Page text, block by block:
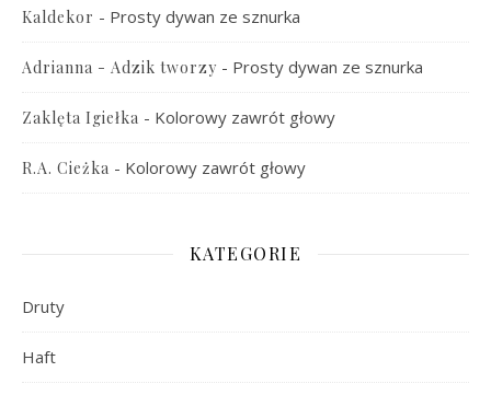
Kaldekor - Prosty dywan ze sznurka
Adrianna - Adzik tworzy - Prosty dywan ze sznurka
Zaklęta Igiełka - Kolorowy zawrót głowy
R.A. Cieżka - Kolorowy zawrót głowy
KATEGORIE
Druty
Haft